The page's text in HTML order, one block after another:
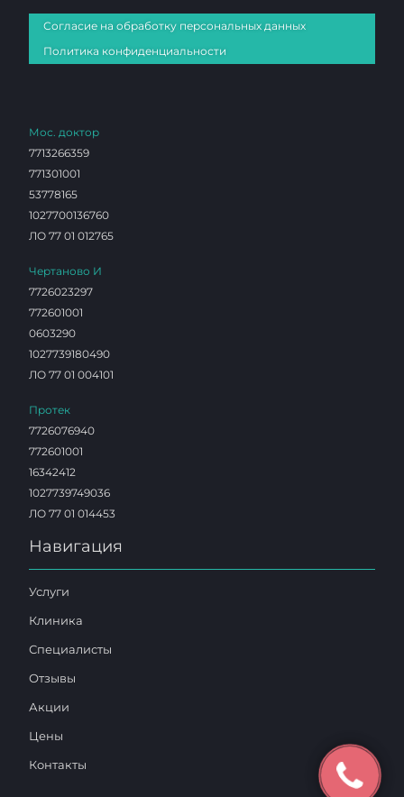
Согласие на обработку персональных данных
Политика конфиденциальности
Мос. доктор
7713266359
771301001
53778165
1027700136760
ЛО 77 01 012765
Чертаново И
7726023297
772601001
0603290
1027739180490
ЛО 77 01 004101
Протек
7726076940
772601001
16342412
1027739749036
ЛО 77 01 014453
Навигация
Услуги
Клиника
Специалисты
Отзывы
Акции
Цены
Контакты